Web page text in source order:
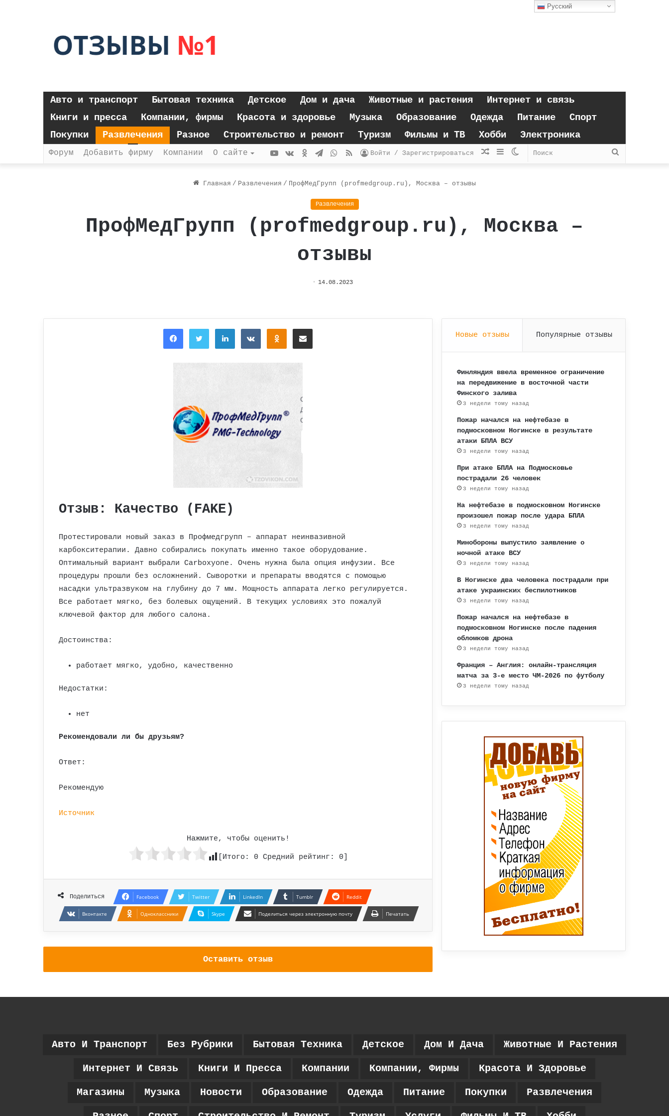
Авто и транспорт Бытовая техника Детское Дом и дача Животные и растения
Интернет и связь
Книги и пресса
Компании, фирмы Красота и здоровье Музыка Образование Одежда Питание
Спорт
Покупки
Развлечения Разное Строительство и ремонт Туризм Фильмы и ТВ Хобби Электроника
Форум Добавить фирму Компании О сайте Поиск
Switch
Sidebar
Случайная
Войти / Зарегистрироваться
RSS
WhatsApp
Telegram
Одноклассники
vk.com
YouTube
Главная / Развлечения / ПрофМедГрупп (profmedgroup.ru), Москва – отзывы
Развлечения
ПрофМедГрупп (profmedgroup.ru), Москва –
отзывы
14.08.2023
FacebookTwitterLinkedInВконтактеОдноклассники
Поделиться через электронную почту
Отзыв: Качество (FAKE)
Протестировали новый заказ в Профмедгрупп – аппарат неинвазивной
карбокситерапии. Давно собирались покупать именно такое оборудование.
Оптимальный вариант выбрали Carboxyone. Очень нужна была опция инфузии. Все
процедуры прошли без осложнений. Сыворотки и препараты вводятся с помощью
насадки ультразвуком на глубину до 7 мм. Мощность аппарата легко регулируется.
Все работает мягко, без болевых ощущений. В текущих условиях это пожалуй
ключевой фактор для любого салона.
Достоинства:
работает мягко, удобно, качественно
Недостатки:
нет
Рекомендовали ли бы друзьям?
Ответ:
Рекомендую
Источник
Нажмите, чтобы оценить!
[Итого: 0 Средний рейтинг: 0
Поделиться Facebook Twitter LinkedIn Tumblr Reddit
Вконтакте Одноклассники Skype Поделиться через электронную почту Печатать
Оставить отзыв
Новые отзывы Популярные отзывы
Финляндия ввела временное ограничение
на передвижение в восточной части
Финского залива
3 недели тому назад
Пожар начался на нефтебазе в
подмосковном Ногинске в результате
атаки БПЛА ВСУ
3 недели тому назад
При атаке БПЛА на Подмосковье
пострадали 26 человек
3 недели тому назад
На нефтебазе в подмосковном Ногинске
произошел пожар после удара БПЛА
3 недели тому назад
Минобороны выпустило заявление о
ночной атаке ВСУ
3 недели тому назад
В Ногинске два человека пострадали при
атаке украинских беспилотников
3 недели тому назад
Пожар начался на нефтебазе в
подмосковном Ногинске после падения
обломков дрона
3 недели тому назад
Франция – Англия: онлайн-трансляция
матча за 3-е место ЧМ-2026 по футболу
3 недели тому назад
Авто И Транспорт Без Рубрики Бытовая Техника Детское Дом И Дача Животные И Растения
Интернет И Связь Книги И Пресса Компании Компании, Фирмы Красота И Здоровье
Магазины Музыка Новости Образование Одежда Питание Покупки Развлечения
Русский